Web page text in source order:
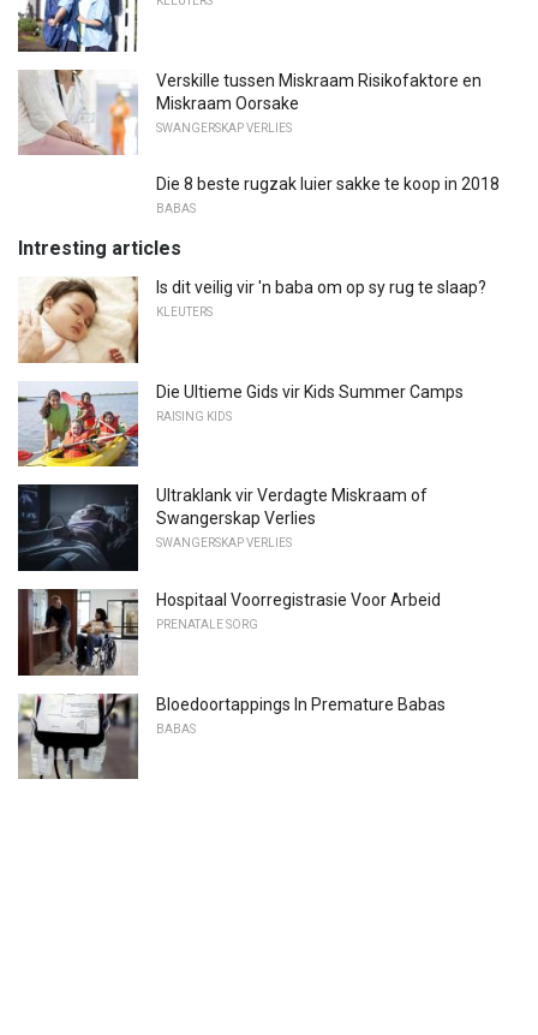
Verskille tussen Miskraam Risikofaktore en
Miskraam Oorsake
SWANGERSKAP VERLIES
Die 8 beste rugzak luier sakke te koop in 2018
BABAS
Intresting articles
Is dit veilig vir 'n baba om op sy rug te slaap?
KLEUTERS
Die Ultieme Gids vir Kids Summer Camps
RAISING KIDS
Ultraklank vir Verdagte Miskraam of
Swangerskap Verlies
SWANGERSKAP VERLIES
Hospitaal Voorregistrasie Voor Arbeid
PRENATALE SORG
Bloedoortappings In Premature Babas
BABAS